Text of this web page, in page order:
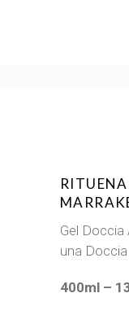
Gel
una
400ml –